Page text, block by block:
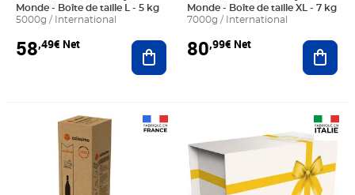
Monde - Boîte de taille L - 5 kg
5000g / International
58,49€ Net Ajouter au panier
Monde - Boîte de taille XL - 7 kg
7000g / International
80,99€ Net
Prix 16,21€ HT